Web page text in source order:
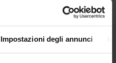
Impostazioni degli annunci